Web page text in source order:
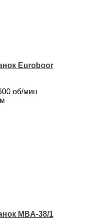
Euroboor
об/мин
MBA-38/1